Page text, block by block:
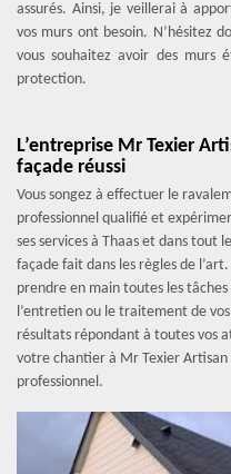
assurés. Ainsi, je veillerai à
vos murs ont besoin. N’hésitez
vous souhaitez avoir des murs
protection.
L’entreprise Mr Texier
façade réussi
Vous songez à effectuer le
professionnel qualifié et
ses services à Thaas et dans tout
façade fait dans les règles de
prendre en main toutes les
l’entretien ou le traitement de
résultats répondant à toutes vos
votre chantier à Mr Texier Artisan
professionnel.